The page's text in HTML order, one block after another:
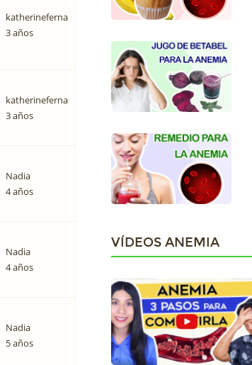
katherineferna
3 años
katherineferna
3 años
Nadia
4 años
Nadia
4 años
Nadia
5 años
VÍDEOS ANEMIA